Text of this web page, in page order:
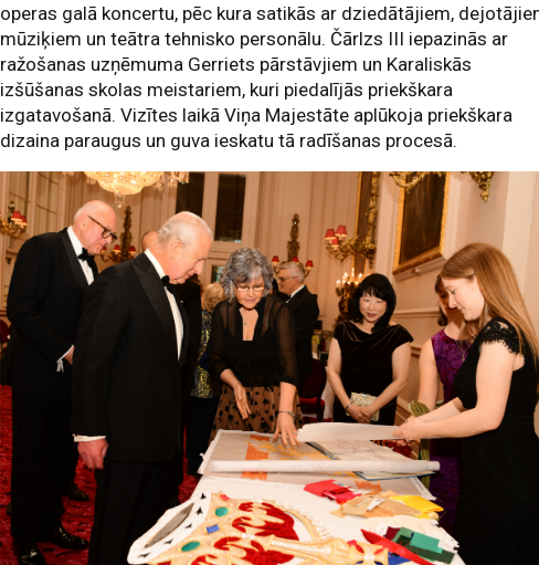
operas galā koncertu, pēc kura satikās ar dziedātājiem,
mūziķiem un teātra tehnisko personālu. Čārlzs III iepazinās ar
ražošanas uzņēmuma Gerriets pārstāvjiem un Karaliskās
izšūšanas skolas meistariem, kuri piedalījās priekškara
izgatavošanā. Vizītes laikā Viņa Majestāte aplūkoja priekškara
dizaina paraugus un guva ieskatu tā radīšanas procesā.